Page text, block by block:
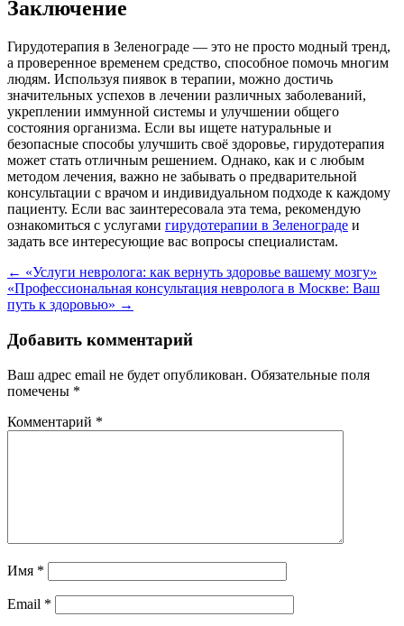
Заключение
Гирудотерапия в Зеленограде — это не просто модный тренд,
а проверенное временем средство, способное помочь многим
людям. Используя пиявок в терапии, можно достичь
значительных успехов в лечении различных заболеваний,
укреплении иммунной системы и улучшении общего
состояния организма. Если вы ищете натуральные и
безопасные способы улучшить своё здоровье, гирудотерапия
может стать отличным решением. Однако, как и с любым
методом лечения, важно не забывать о предварительной
консультации с врачом и индивидуальном подходе к каждому
пациенту. Если вас заинтересовала эта тема, рекомендую
ознакомиться с услугами гирудотерапии в Зеленограде и
задать все интересующие вас вопросы специалистам.
Навигация
по
записям
← «Услуги невролога: как вернуть здоровье вашему мозгу»
«Профессиональная консультация невролога в Москве: Ваш
путь к здоровью» →
Добавить комментарий
Ваш адрес email не будет опубликован. Обязательные поля
помечены *
Комментарий *
Имя *
Email *